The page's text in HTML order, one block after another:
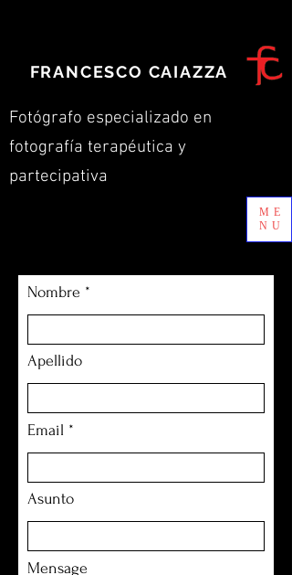
FRANCESCO CAIAZZA
Fotógrafo especializado en
fotografía terapéutica y
partecipativa
ME
NU
Nombre
Apellido
Email
Asunto
Mensage